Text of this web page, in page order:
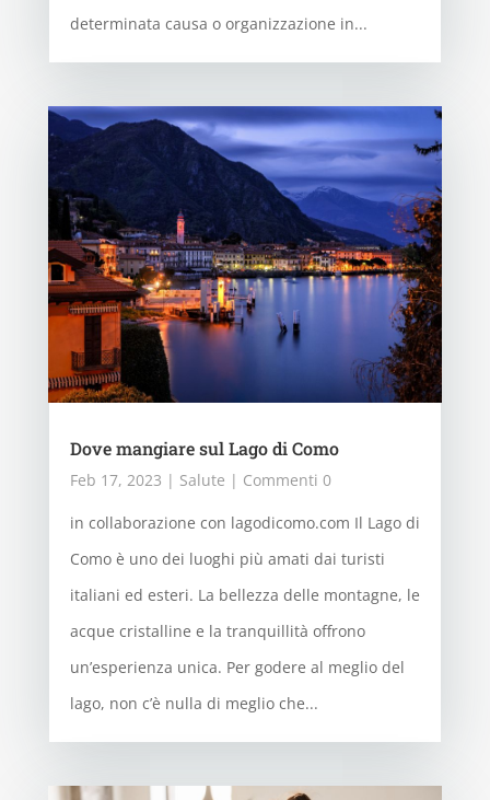
determinata causa o organizzazione in...
Dove mangiare sul Lago di Como
Feb 17, 2023 | Salute | Commenti 0
in collaborazione con lagodicomo.com Il Lago di
Como è uno dei luoghi più amati dai turisti
italiani ed esteri. La bellezza delle montagne, le
acque cristalline e la tranquillità offrono
un’esperienza unica. Per godere al meglio del
lago, non c’è nulla di meglio che...